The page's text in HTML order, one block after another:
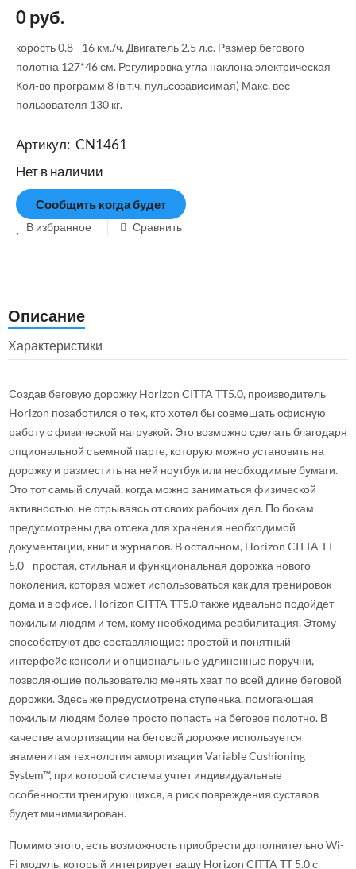
0руб.
корость 0.8 - 16 км./ч. Двигатель 2.5 л.с. Размер бегового
полотна 127*46 см. Регулировка угла наклона электрическая
Кол-во программ 8 (в т.ч. пульсозависимая) Макс. вес
пользователя 130 кг.
Артикул: CN1461
Нет в наличии
Сообщить когда будет
В избранное Сравнить
Описание
Характеристики
Создав беговую дорожку Horizon CITTA TT5.0, производитель
Horizon позаботился о тех, кто хотел бы совмещать офисную
работу с физической нагрузкой. Это возможно сделать благодаря
опциональной съемной парте, которую можно установить на
дорожку и разместить на ней ноутбук или необходимые бумаги.
Это тот самый случай, когда можно заниматься физической
активностью, не отрываясь от своих рабочих дел. По бокам
предусмотрены два отсека для хранения необходимой
документации, книг и журналов. В остальном, Horizon CITTA TT
5.0 - простая, стильная и функциональная дорожка нового
поколения, которая может использоваться как для тренировок
дома и в офисе. Horizon CITTA TT5.0 также идеально подойдет
пожилым людям и тем, кому необходима реабилитация. Этому
способствуют две составляющие: простой и понятный
интерфейс консоли и опциональные удлиненные поручни,
позволяющие пользователю менять хват по всей длине беговой
дорожки. Здесь же предусмотрена ступенька, помогающая
пожилым людям более просто попасть на беговое полотно. В
качестве амортизации на беговой дорожке используется
знаменитая технология амортизации Variable Cushioning
System™, при которой система учтет индивидуальные
особенности тренирующихся, а риск повреждения суставов
будет минимизирован.
Помимо этого, есть возможность приобрести дополнительно Wi-
Fi модуль, который интегрирует вашу Horizon CITTA TT 5.0 с